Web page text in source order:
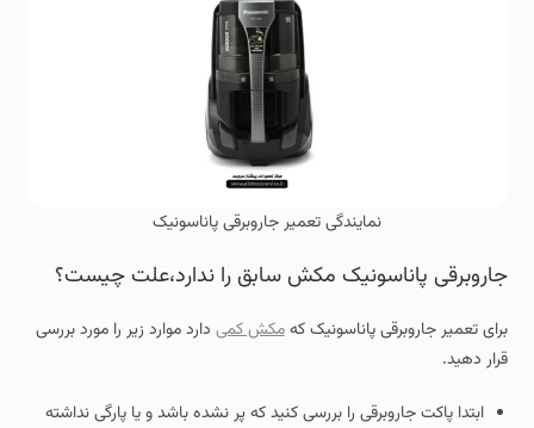
نمایندگی تعمیر جاروبرقی پاناسونیک
جاروبرقی پاناسونیک مکش سابق را ندارد،علت چیست؟
برای تعمیر جاروبرقی پاناسونیک کهمکش کمی دارد موارد زیر را مورد بررسی
قرار دهید.
ابتدا پاکت جاروبرقی را بررسی کنید که پر نشده باشد و یا پارگی نداشته